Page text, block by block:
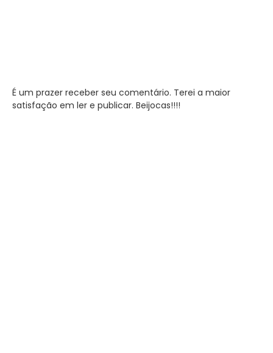
É um prazer receber seu comentário. Terei a maior
satisfação em ler e publicar. Beijocas!!!!